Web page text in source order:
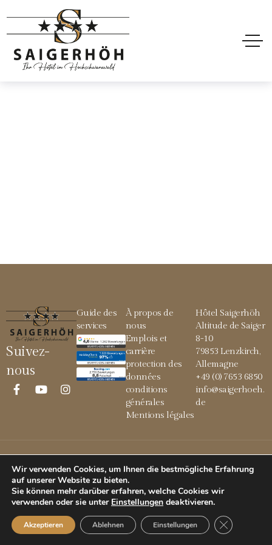
Suivez-
nous
Guide des
services
À propos de
nous
Emplois et
carrière
protection des
données
conditions
générales
Mentions légales
Hôtel Saigerhöh
Altitude de Saiger
8-10
79853 Lenzkirch,
Allemagne
+49 (0) 7653 6850
info@saigerhoeh.
de
© 2026 Saigerhöh
Wir verwenden Cookies, um Ihnen die bestmögliche Erfahrung
auf unserer Website zu bieten.
Sie können mehr darüber erfahren, welche Cookies wir
verwenden oder sie unter Einstellungen deaktivieren.
Akzeptieren Ablehnen Einstellungen GDPR